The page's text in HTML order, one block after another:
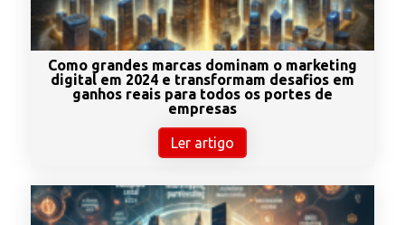
Como grandes marcas dominam o marketing
digital em 2024 e transformam desafios em
ganhos reais para todos os portes de
empresas
Ler artigo